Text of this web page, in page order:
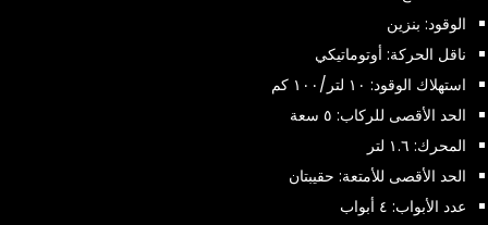
الوقود: بنزين
ناقل الحركة: أوتوماتيكي
استهلاك الوقود: ١٠ لتر/١٠٠ كم
الحد الأقصى للركاب: ٥ سعة
المحرك: ١.٦ لتر
الحد الأقصى للأمتعة: حقيبتان
عدد الأبواب: ٤ أبواب